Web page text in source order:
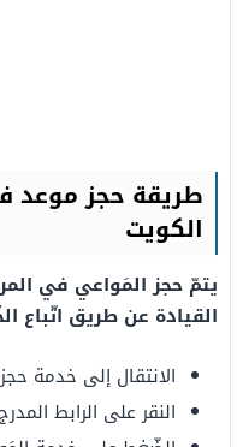
طريقة حجز موعد
الكويت
يتمّ حجز المَواعي في
القيادة عن طريق اتّباع
الانتقال إلى خدمة
النقر على الرابط